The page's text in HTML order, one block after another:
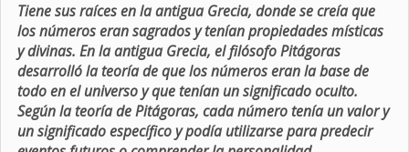
Tiene sus raíces en la antigua Grecia, donde se creía que
los números eran sagrados y tenían propiedades místicas
y divinas. En la antigua Grecia, el filósofo Pitágoras
desarrolló la teoría de que los números eran la base de
todo en el universo y que tenían un significado oculto.
Según la teoría de Pitágoras, cada número tenía un valor y
un significado específico y podía utilizarse para predecir